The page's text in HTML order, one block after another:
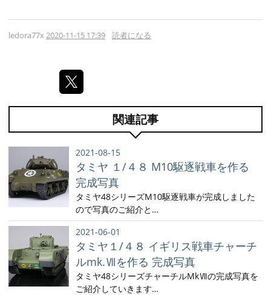
ledora77x 2020-11-15 17:39 読者になる
関連記事
2021-08-15
タミヤ １/４８ M10駆逐戦車を作る
完成写真
タミヤ48シリーズM10駆逐戦車が完成しました
ので写真のご紹介と…
2021-06-01
タミヤ１/４８ イギリス戦車チャーチ
ルmk.Ⅶを作る 完成写真
タミヤ48シリーズチャーチルMkⅦの完成写真を
ご紹介していきます…